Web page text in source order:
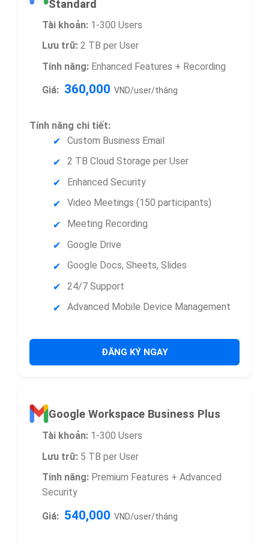
Standard
Tài khoản:1-300 Users
Lưu trữ:2 TB per User
Tính năng:Enhanced Features + Recording
Giá: 360,000 VND/user/tháng
Tính năng chi tiết:
Custom Business Email
2 TB Cloud Storage per User
Enhanced Security
Video Meetings (150 participants)
Meeting Recording
Google Drive
Google Docs, Sheets, Slides
24/7 Support
Advanced Mobile Device Management
ĐĂNG KÝ NGAY
Google Workspace Business Plus
Tài khoản:1-300 Users
Lưu trữ:5 TB per User
Tính năng:Premium Features + Advanced
Security
Giá: 540,000 VND/user/tháng